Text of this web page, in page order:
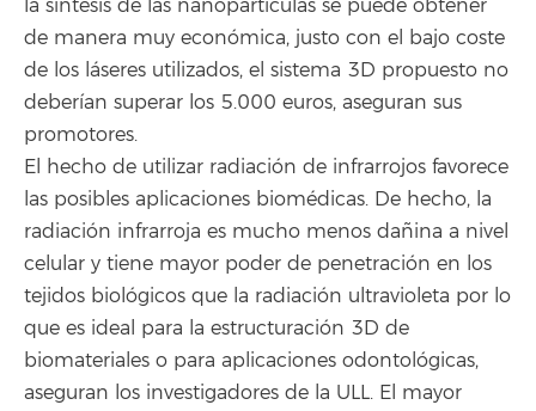
la síntesis de las nanoparticulas se puede obtener
de manera muy económica, justo con el bajo coste
de los láseres utilizados, el sistema 3D propuesto no
deberían superar los 5.000 euros, aseguran sus
promotores.
El hecho de utilizar radiación de infrarrojos favorece
las posibles aplicaciones biomédicas. De hecho, la
radiación infrarroja es mucho menos dañina a nivel
celular y tiene mayor poder de penetración en los
tejidos biológicos que la radiación ultravioleta por lo
que es ideal para la estructuración 3D de
biomateriales o para aplicaciones odontológicas,
aseguran los investigadores de la ULL. El mayor